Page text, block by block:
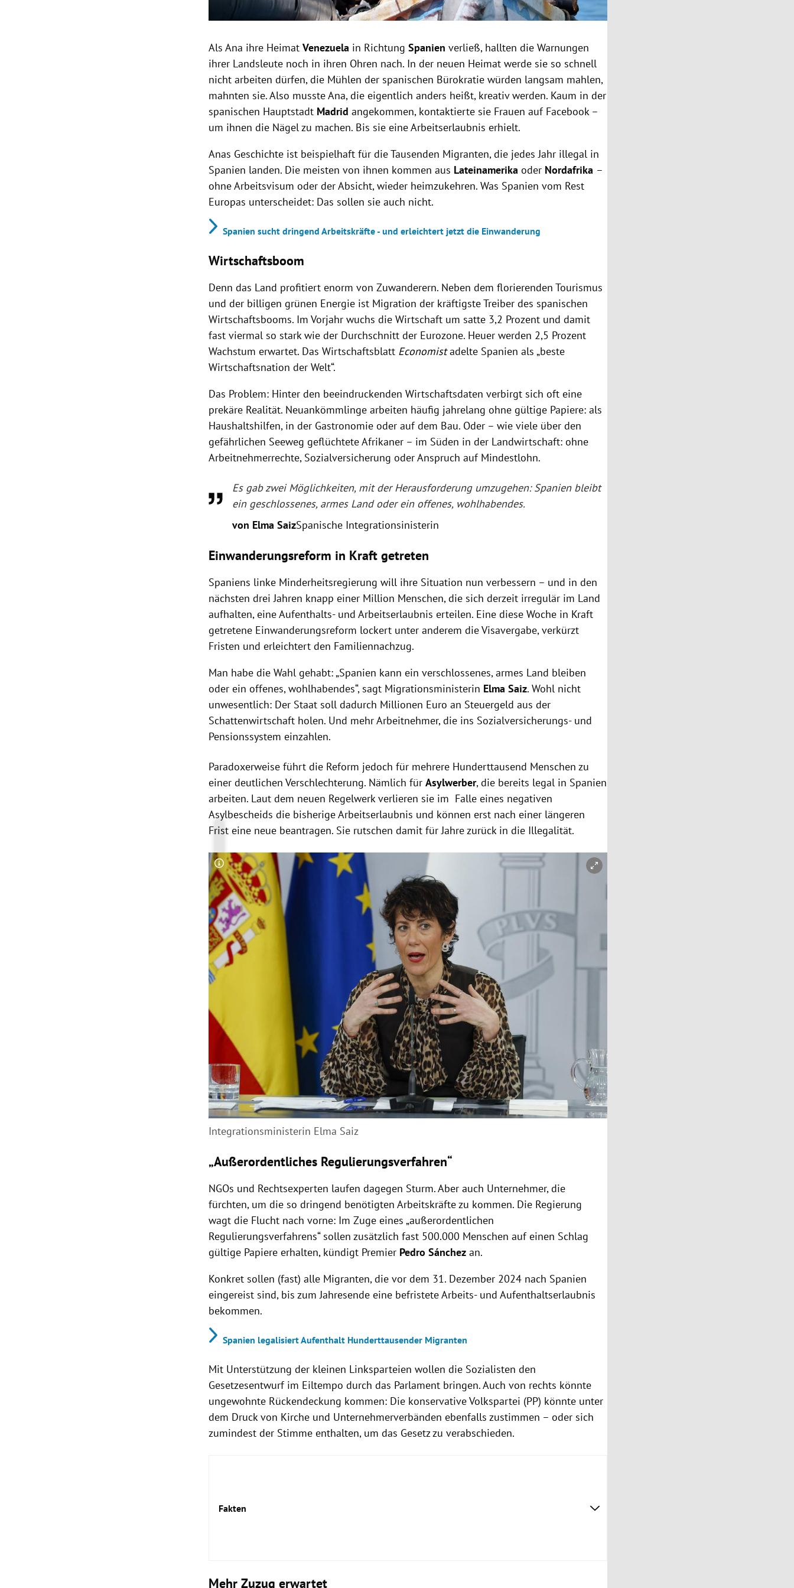
Als Ana ihre HeimatVenezuela in RichtungSpanienverließ, hallten die Warnungen
ihrer Landsleute noch in ihren Ohren nach. In der neuen Heimat werde sie so schnell
nicht arbeiten dürfen, die Mühlen der spanischen Bürokratie würden langsam mahlen,
mahnten sie. Also musste Ana, die eigentlich anders heißt, kreativ werden. Kaum in der
spanischen Hauptstadt Madridangekommen, kontaktierte sie Frauen auf Facebook –
um ihnen die Nägel zu machen. Bis sie eine Arbeitserlaubnis erhielt.
Anas Geschichte ist beispielhaft für die Tausenden Migranten, die jedes Jahr illegal in
Spanien landen. Die meisten von ihnen kommen aus Lateinamerikaoder Nordafrika –
ohne Arbeitsvisum oder der Absicht, wieder heimzukehren. Was Spanien vom Rest
Europas unterscheidet: Das sollen sie auch nicht.
Spanien sucht dringend Arbeitskräfte - und erleichtert jetzt die Einwanderung
Wirtschaftsboom
Denn das Land profitiert enorm von Zuwanderern. Neben dem florierenden Tourismus
und der billigen grünen Energie ist Migration der kräftigste Treiber des spanischen
Wirtschaftsbooms. Im Vorjahr wuchs die Wirtschaft um satte 3,2 Prozent und damit
fast viermal so stark wie der Durchschnitt der Eurozone. Heuer werden 2,5 Prozent
Wachstum erwartet. Das Wirtschaftsblatt Economistadelte Spanien als „beste
Wirtschaftsnation der Welt“.
Das Problem: Hinter den beeindruckenden Wirtschaftsdaten verbirgt sich oft eine
prekäre Realität. Neuankömmlinge arbeiten häufig jahrelang ohne gültige Papiere: als
Haushaltshilfen, in der Gastronomie oder auf dem Bau. Oder – wie viele über den
gefährlichen Seeweg geflüchtete Afrikaner – im Süden in der Landwirtschaft: ohne
Arbeitnehmerrechte, Sozialversicherung oder Anspruch auf Mindestlohn.
Es gab zwei Möglichkeiten, mit der Herausforderung umzugehen: Spanien bleibt
ein geschlossenes, armes Land oder ein offenes, wohlhabendes.
von Elma SaizSpanische Integrationsinisterin
Einwanderungsreform in Kraft getreten
Spaniens linke Minderheitsregierung will ihre Situation nun verbessern – und in den
nächsten drei Jahren knapp einer Million Menschen, die sich derzeit irregulär im Land
aufhalten, eine Aufenthalts- und Arbeitserlaubnis erteilen. Eine diese Woche in Kraft
getretene Einwanderungsreform lockert unter anderem die Visavergabe, verkürzt
Fristen und erleichtert den Familiennachzug.
Man habe die Wahl gehabt: „Spanien kann ein verschlossenes, armes Land bleiben
oder ein offenes, wohlhabendes“, sagt Migrationsministerin Elma Saiz. Wohl nicht
unwesentlich: Der Staat soll dadurch Millionen Euro an Steuergeld aus der
Schattenwirtschaft holen. Und mehr Arbeitnehmer, die ins Sozialversicherungs- und
Pensionssystem einzahlen.
Paradoxerweise führt die Reform jedoch für mehrere Hunderttausend Menschen zu
einer deutlichen Verschlechterung. Nämlich fürAsylwerber, die bereits legal in Spanien
arbeiten. Laut dem neuen Regelwerk verlieren sie im Falle eines negativen
Asylbescheids die bisherige Arbeitserlaubnis und können erst nach einer längeren
Frist eine neue beantragen. Sie rutschen damit für Jahre zurück in die Illegalität.
Copyright-Hinweis öffnen/schließen
Integrationsministerin Elma Saiz
„Außerordentliches Regulierungsverfahren“
NGOs und Rechtsexperten laufen dagegen Sturm. Aber auch Unternehmer, die
fürchten, um die so dringend benötigten Arbeitskräfte zu kommen. Die Regierung
wagt die Flucht nach vorne: Im Zuge eines „außerordentlichen
Regulierungsverfahrens“ sollen zusätzlich fast 500.000 Menschen auf einen Schlag
gültige Papiere erhalten, kündigt Premier Pedro Sánchez an.
Konkret sollen (fast) alle Migranten, die vor dem 31. Dezember 2024 nach Spanien
eingereist sind, bis zum Jahresende eine befristete Arbeits- und Aufenthaltserlaubnis
bekommen.
Spanien legalisiert Aufenthalt Hunderttausender Migranten
Mit Unterstützung der kleinen Linksparteien wollen die Sozialisten den
Gesetzesentwurf im Eiltempo durch das Parlament bringen. Auch von rechts könnte
ungewohnte Rückendeckung kommen: Die konservative Volkspartei (PP) könnte unter
dem Druck von Kirche und Unternehmerverbänden ebenfalls zustimmen – oder sich
zumindest der Stimme enthalten, um das Gesetz zu verabschieden.
Fakten
Mehr Zuzug erwartet